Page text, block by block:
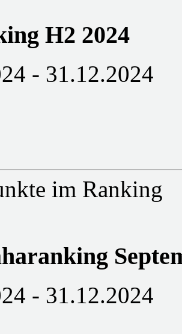
H2 2024
- 31.12.2024
im Ranking
- 31.12.2024